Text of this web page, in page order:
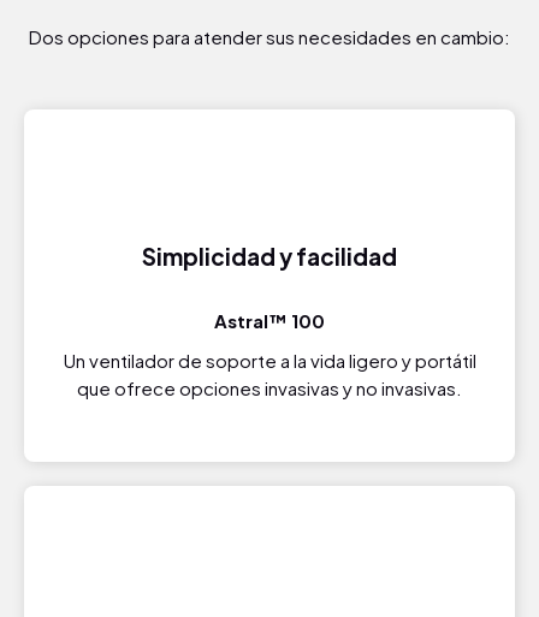
Dos opciones para atender sus necesidades en cambio:
Simplicidad y facilidad
Astral™ 100
Un ventilador de soporte a la vida ligero y portátil
que ofrece opciones invasivas y no invasivas.